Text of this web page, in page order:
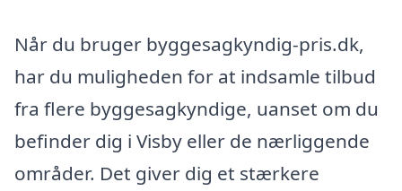
Når du bruger byggesagkyndig-pris.dk,
har du muligheden for at indsamle tilbud
fra flere byggesagkyndige, uanset om du
befinder dig i Visby eller de nærliggende
områder. Det giver dig et stærkere